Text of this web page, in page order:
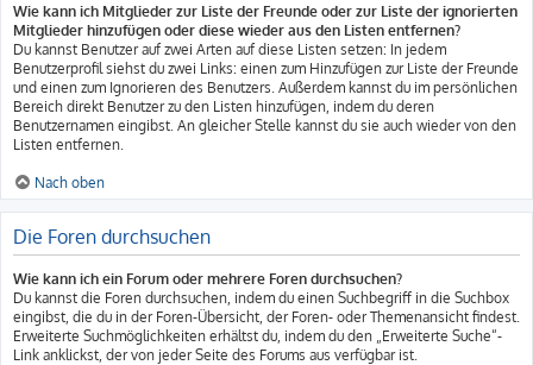
Wie kann ich Mitglieder zur Liste der Freunde oder zur Liste der ignorierten
Mitglieder hinzufügen oder diese wieder aus den Listen entfernen?
Du kannst Benutzer auf zwei Arten auf diese Listen setzen: In jedem
Benutzerprofil siehst du zwei Links: einen zum Hinzufügen zur Liste der Freunde
und einen zum Ignorieren des Benutzers. Außerdem kannst du im persönlichen
Bereich direkt Benutzer zu den Listen hinzufügen, indem du deren
Benutzernamen eingibst. An gleicher Stelle kannst du sie auch wieder von den
Listen entfernen.
Nach oben
Die Foren durchsuchen
Wie kann ich ein Forum oder mehrere Foren durchsuchen?
Du kannst die Foren durchsuchen, indem du einen Suchbegriff in die Suchbox
eingibst, die du in der Foren-Übersicht, der Foren- oder Themenansicht findest.
Erweiterte Suchmöglichkeiten erhältst du, indem du den „Erweiterte Suche“-
Link anklickst, der von jeder Seite des Forums aus verfügbar ist.